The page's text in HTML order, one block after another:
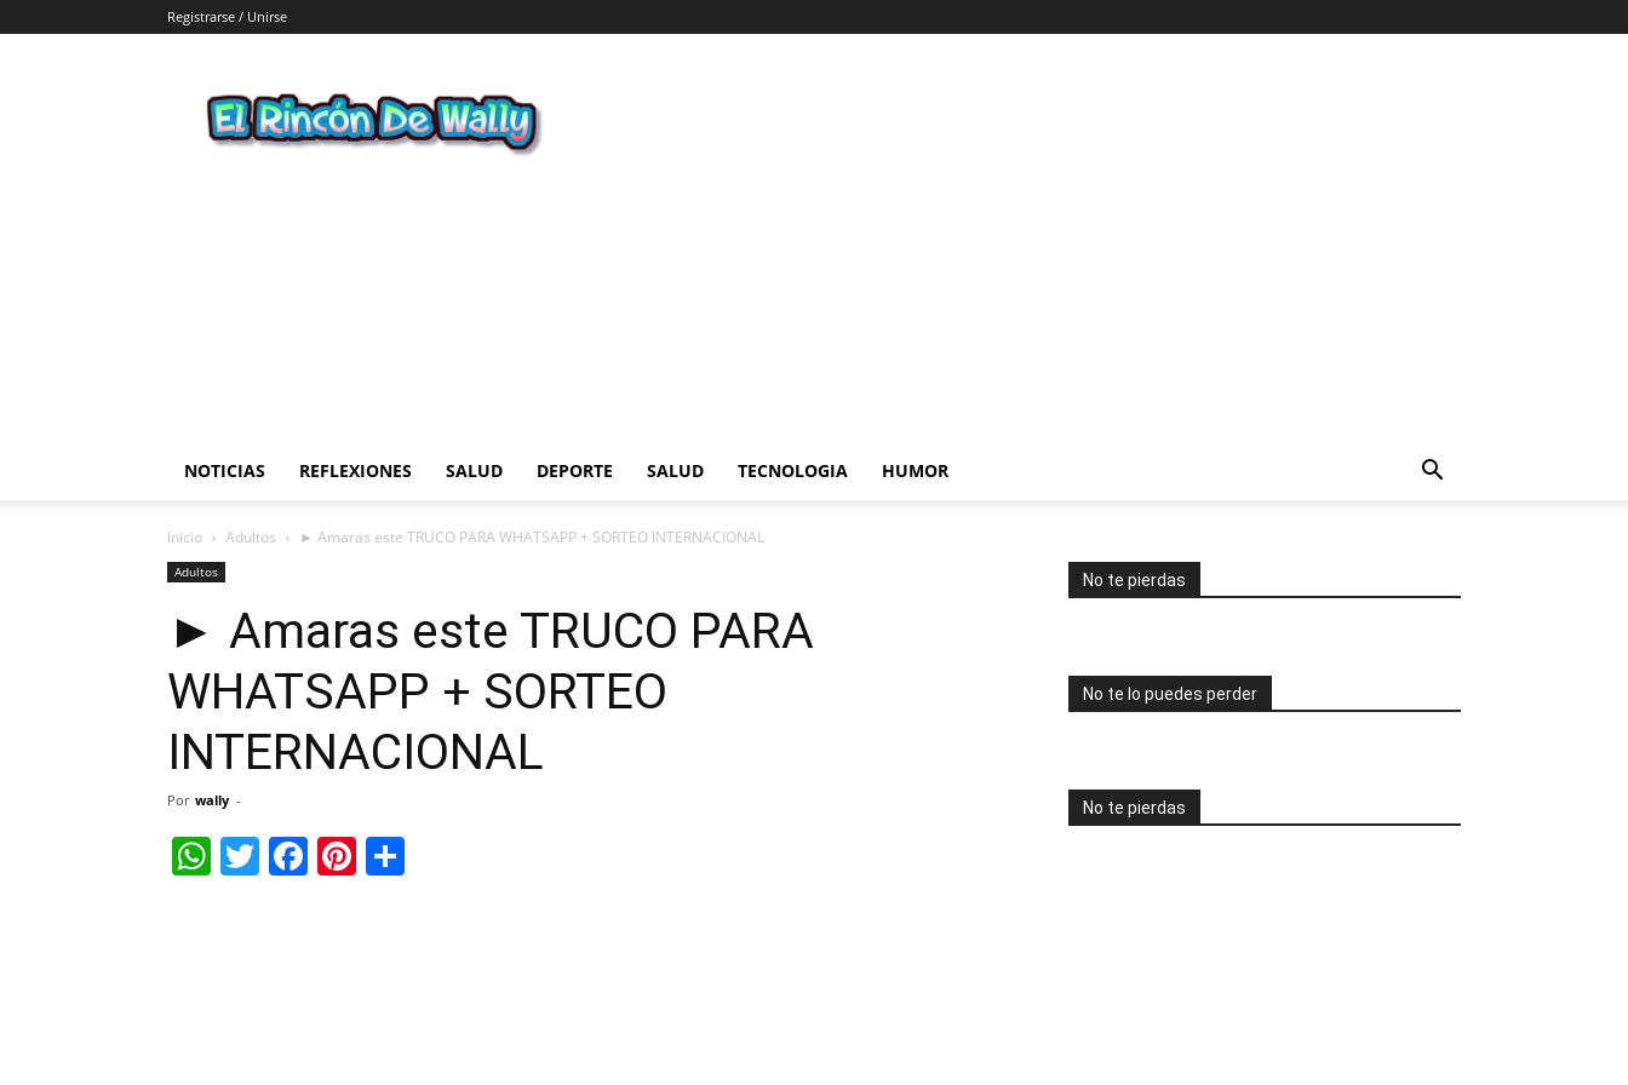
Registrarse / Unirse
Rincon
de
NOTICIAS REFLEXIONES SALUD DEPORTE SALUD TECNOLOGIA HUMOR
Inicio Adultos ► Amaras este TRUCO PARA WHATSAPP + SORTEO INTERNACIONAL
Adultos
► Amaras este TRUCO PARA
WHATSAPP + SORTEO
INTERNACIONAL
Por wally -
WhatsApp
Twitter
Facebook
Pinterest
No te pierdas
No te lo puedes perder
No te pierdas